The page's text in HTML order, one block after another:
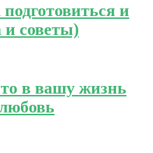
и
и советы)
в вашу жизнь